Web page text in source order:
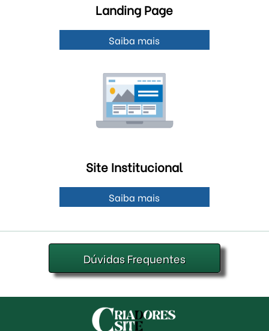
Landing Page
Saiba mais
Site Institucional
Saiba mais
Dúvidas Frequentes